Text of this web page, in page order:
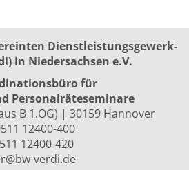
Dienst­leis­tungs­ge­werk­
in Niedersachsen e.V.
für
Personalräte­seminare
B 1.OG) | 30159 Hannover
12400-400
12400-420
verdi.de